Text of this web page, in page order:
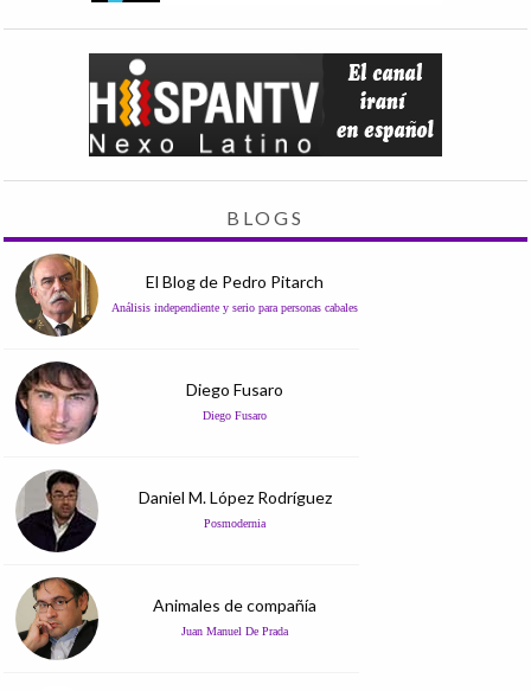
BLOGS
El Blog de Pedro Pitarch
Análisis independiente y serio para personas cabales
Diego Fusaro
Diego Fusaro
Daniel M. López Rodríguez
Posmodernia
Animales de compañía
Juan Manuel De Prada